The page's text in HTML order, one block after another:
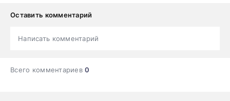
Оставить комментарий
Написать комментарий
Всего комментариев0